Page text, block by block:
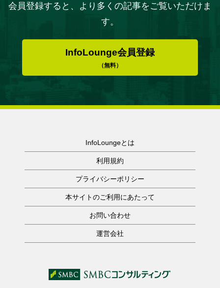
会員登録すると、より多くの記事をご覧いただけま
す。
InfoLounge会員登録
（無料）
InfoLoungeとは
利用規約
プライバシーポリシー
本サイトのご利用にあたって
お問い合わせ
運営会社